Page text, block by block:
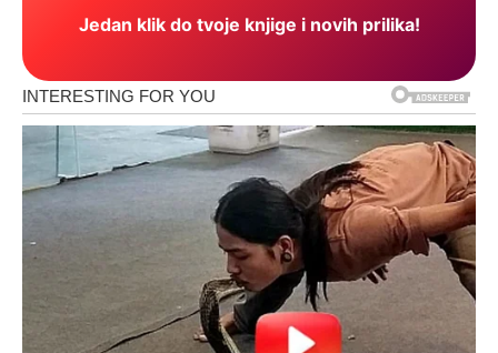
Jedan klik do tvoje knjige i novih prilika!